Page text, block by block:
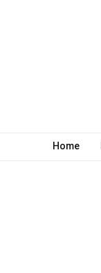
Home